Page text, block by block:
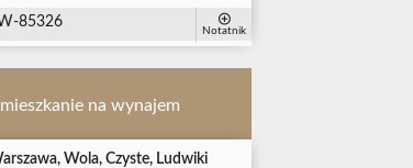
85326
Notatnik
mieszkanie na wynajem
Wola, Czyste, Ludwiki